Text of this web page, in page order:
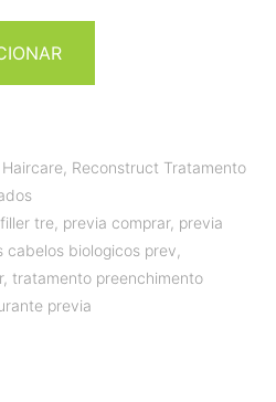
, Reconstruct Tratamento
tre, previa comprar, previa
cabelos biologicos prev,
, tratamento preenchimento
previa